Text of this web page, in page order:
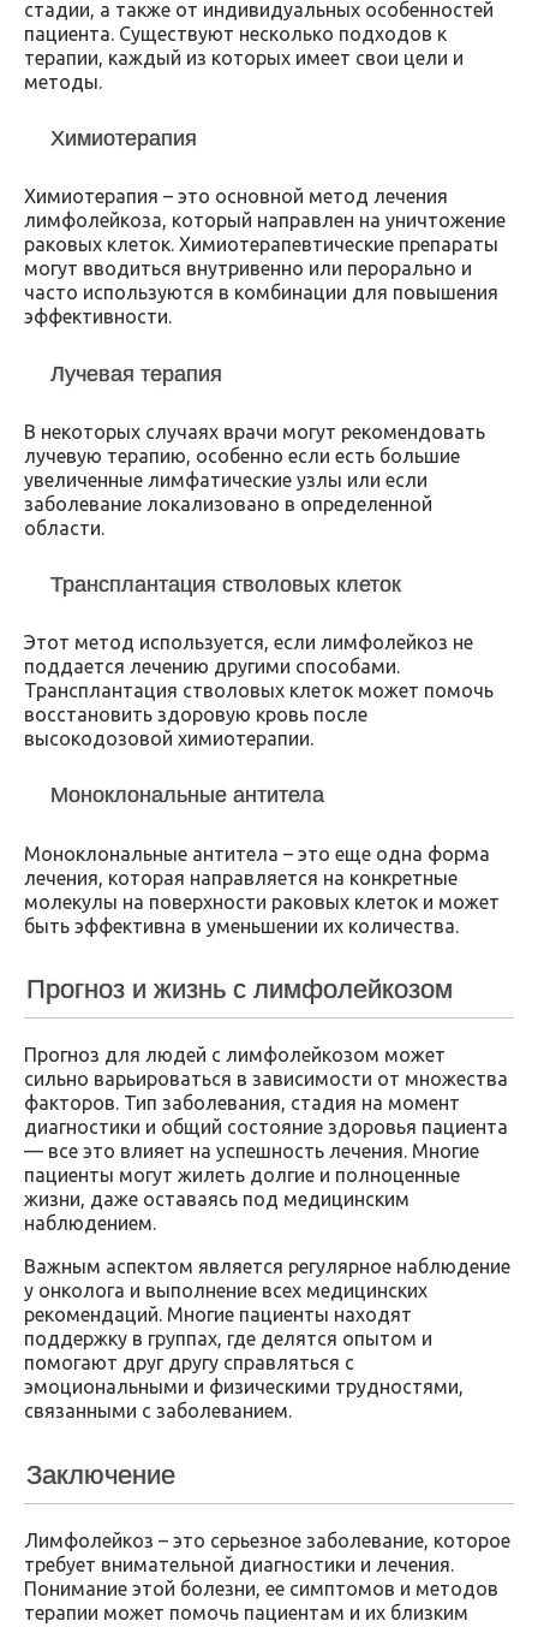
стадии, а также от индивидуальных особенностей
пациента. Существуют несколько подходов к
терапии, каждый из которых имеет свои цели и
методы.
Химиотерапия
Химиотерапия – это основной метод лечения
лимфолейкоза, который направлен на уничтожение
раковых клеток. Химиотерапевтические препараты
могут вводиться внутривенно или перорально и
часто используются в комбинации для повышения
эффективности.
Лучевая терапия
В некоторых случаях врачи могут рекомендовать
лучевую терапию, особенно если есть большие
увеличенные лимфатические узлы или если
заболевание локализовано в определенной
области.
Трансплантация стволовых клеток
Этот метод используется, если лимфолейкоз не
поддается лечению другими способами.
Трансплантация стволовых клеток может помочь
восстановить здоровую кровь после
высокодозовой химиотерапии.
Моноклональные антитела
Моноклональные антитела – это еще одна форма
лечения, которая направляется на конкретные
молекулы на поверхности раковых клеток и может
быть эффективна в уменьшении их количества.
Прогноз и жизнь с лимфолейкозом
Прогноз для людей с лимфолейкозом может
сильно варьироваться в зависимости от множества
факторов. Тип заболевания, стадия на момент
диагностики и общий состояние здоровья пациента
— все это влияет на успешность лечения. Многие
пациенты могут жилеть долгие и полноценные
жизни, даже оставаясь под медицинским
наблюдением.
Важным аспектом является регулярное наблюдение
у онколога и выполнение всех медицинских
рекомендаций. Многие пациенты находят
поддержку в группах, где делятся опытом и
помогают друг другу справляться с
эмоциональными и физическими трудностями,
связанными с заболеванием.
Заключение
Лимфолейкоз – это серьезное заболевание, которое
требует внимательной диагностики и лечения.
Понимание этой болезни, ее симптомов и методов
терапии может помочь пациентам и их близким